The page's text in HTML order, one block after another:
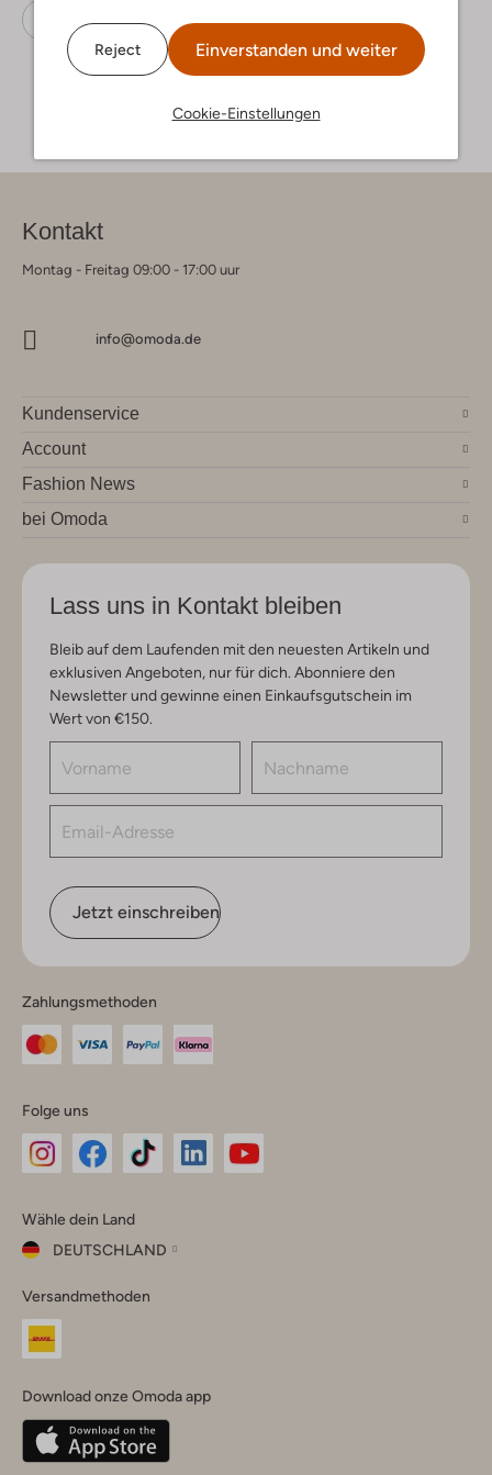
Reject Einverstanden und weiter
Cookie-Einstellungen
Sneaker High Vans Stoff-Textil
Kontakt
Montag - Freitag 09:00 - 17:00 uur
info@omoda.de
Kundenservice
Account
Fashion News
bei Omoda
Lass uns in Kontakt bleiben
Bleib auf dem Laufenden mit den neuesten Artikeln und
exklusiven Angeboten, nur für dich. Abonniere den
Newsletter und gewinne einen Einkaufsgutschein im
Wert von €150.
Jetzt einschreiben
Zahlungsmethoden
Folge uns
Instagram
Facebook
TikTok
Wähle dein Land
DEUTSCHLAND
dein
Land
Belgique(Français)
Deutschland
Versandmethoden
Download onze Omoda app